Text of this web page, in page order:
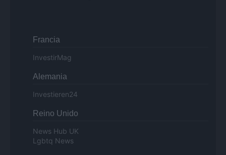
Francia
InvestirMag
Alemania
Investieren24
Reino Unido
News Hub UK
Lgbtq News